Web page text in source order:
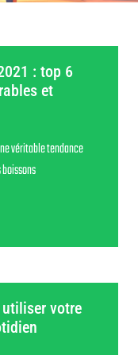
: top 6
et
véritable tendance
votre